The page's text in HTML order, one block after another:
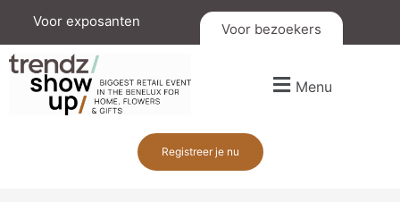
Voor exposanten Voor bezoekers
Menu
Registreer je nu